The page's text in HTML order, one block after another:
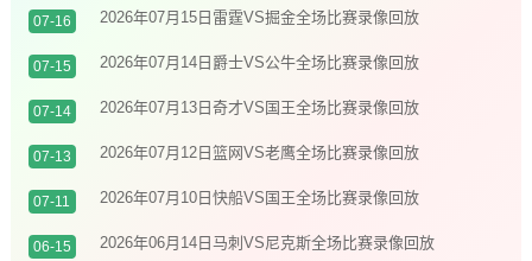
07-16 2026年07月15日雷霆VS掘金全场比赛录像回放
07-15 2026年07月14日爵士VS公牛全场比赛录像回放
07-14 2026年07月13日奇才VS国王全场比赛录像回放
07-13 2026年07月12日篮网VS老鹰全场比赛录像回放
07-11 2026年07月10日快船VS国王全场比赛录像回放
06-15 2026年06月14日马刺VS尼克斯全场比赛录像回放